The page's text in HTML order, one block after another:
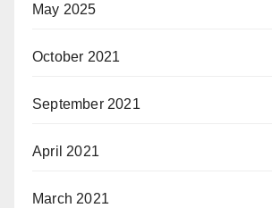
May 2025
October 2021
September 2021
April 2021
March 2021